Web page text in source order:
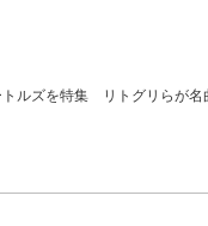
トルズを特集 リトグリらが